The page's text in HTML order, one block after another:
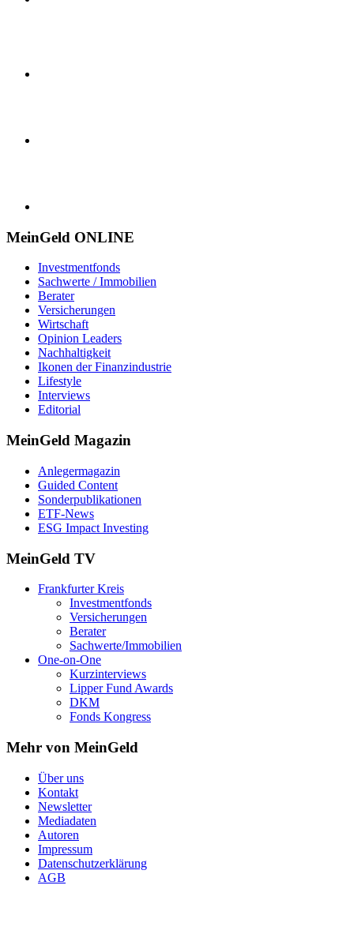
MeinGeld ONLINE
Investmentfonds
Sachwerte / Immobilien
Berater
Versicherungen
Wirtschaft
Opinion Leaders
Nachhaltigkeit
Ikonen der Finanzindustrie
Lifestyle
Interviews
Editorial
MeinGeld Magazin
Anlegermagazin
Guided Content
Sonderpublikationen
ETF-News
ESG Impact Investing
MeinGeld TV
Frankfurter Kreis
Investmentfonds
Versicherungen
Berater
Sachwerte/Immobilien
One-on-One
Kurzinterviews
Lipper Fund Awards
DKM
Fonds Kongress
Mehr von MeinGeld
Über uns
Kontakt
Newsletter
Mediadaten
Autoren
Impressum
Datenschutzerklärung
AGB